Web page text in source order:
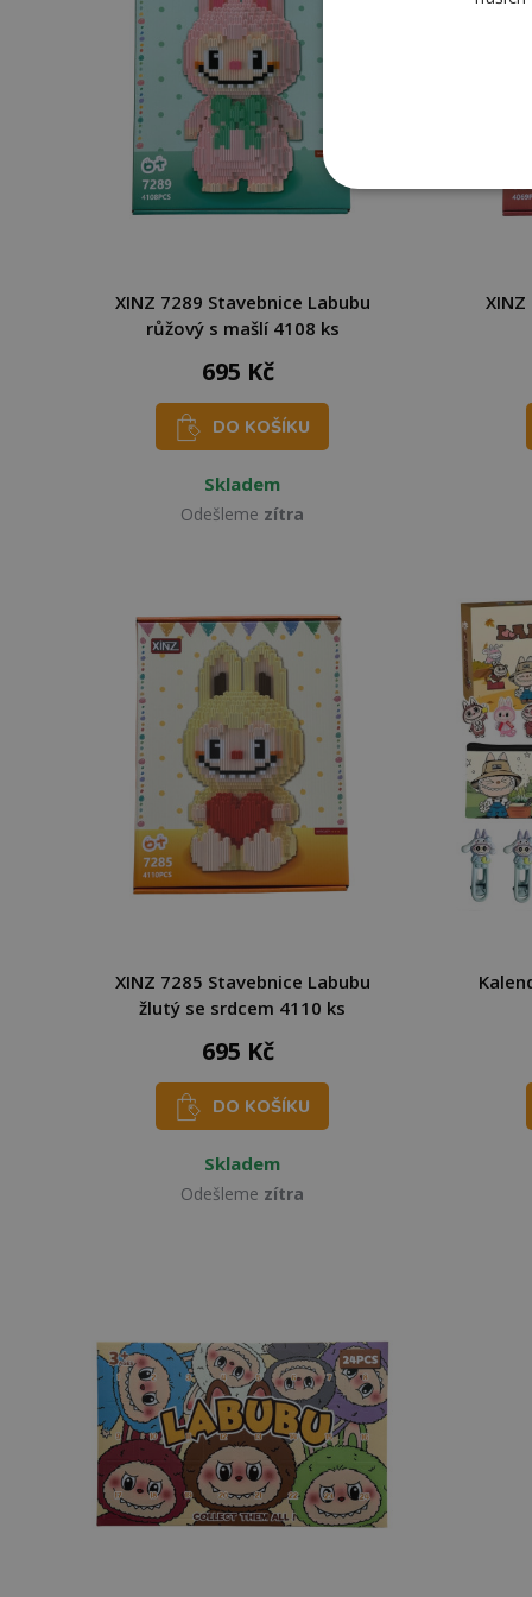
XINZ 7289 Stavebnice Labubu
růžový s mašlí 4108 ks
695 Kč
DO KOŠÍKU
Skladem
Odešleme zítra
XINZ 7285 Stavebnice Labubu
žlutý se srdcem 4110 ks
695 Kč
DO KOŠÍKU
Skladem
Odešleme zítra